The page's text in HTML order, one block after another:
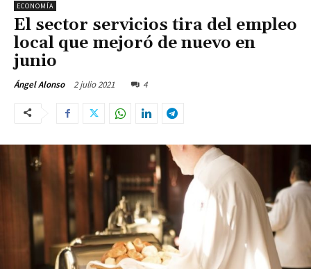
ECONOMÍA
El sector servicios tira del empleo
local que mejoró de nuevo en
junio
Ángel Alonso 2 julio 2021 4